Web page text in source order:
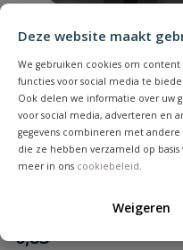
Deze website maakt
We gebruiken cookies om
functies voor social media te
Ook delen we informatie over uw
voor social media, adverteren en
gegevens combineren met
die ze hebben verzameld op basis
meer in ons cookiebeleid.
Weigeren
Beoordeling
PP soknippel
PP soknippel ½"
Op voorraad
€
0,83